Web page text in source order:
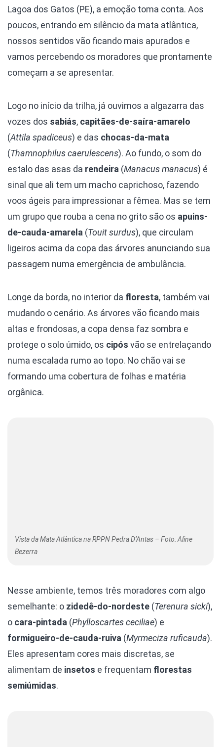
Lagoa dos Gatos (PE), a emoção toma conta. Aos
poucos, entrando em silêncio da mata atlântica,
nossos sentidos vão ficando mais apurados e
vamos percebendo os moradores que prontamente
começam a se apresentar.
Logo no início da trilha, já ouvimos a algazarra das
vozes dos sabiás, capitães-de-saíra-amarelo
(Attila spadiceus) e das chocas-da-mata
(Thamnophilus caerulescens). Ao fundo, o som do
estalo das asas da rendeira (Manacus manacus) é
sinal que ali tem um macho caprichoso, fazendo
voos ágeis para impressionar a fêmea. Mas se tem
um grupo que rouba a cena no grito são os apuins-
de-cauda-amarela (Touit surdus), que circulam
ligeiros acima da copa das árvores anunciando sua
passagem numa emergência de ambulância.
Longe da borda, no interior da floresta, também vai
mudando o cenário. As árvores vão ficando mais
altas e frondosas, a copa densa faz sombra e
protege o solo úmido, os cipós vão se entrelaçando
numa escalada rumo ao topo. No chão vai se
formando uma cobertura de folhas e matéria
orgânica.
Vista da Mata Atlântica na RPPN Pedra D’Antas – Foto: Aline
Bezerra
Nesse ambiente, temos três moradores com algo
semelhante: o zidedê-do-nordeste (Terenura sicki),
o cara-pintada (Phylloscartes ceciliae) e
formigueiro-de-cauda-ruiva (Myrmeciza ruficauda).
Eles apresentam cores mais discretas, se
alimentam de insetos e frequentam florestas
semiúmidas.